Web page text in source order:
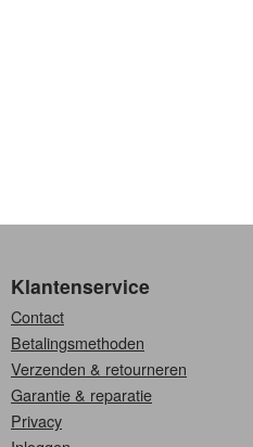
Klantenservice
Contact
Betalingsmethoden
Verzenden & retourneren
Garantie & reparatie
Privacy